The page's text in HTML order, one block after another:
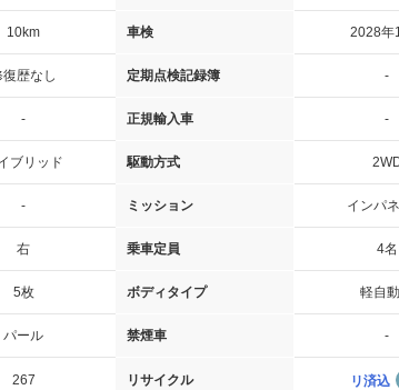
10km 車検 2028年
復歴なし 定期点検記録簿 -
- 正規輸入車 -
ブリッド 駆動方式
- ミッション インパ
右 乗車定員 4名
5枚 ボディタイプ 軽自
パール 禁煙車 -
267 リサイクル リ済込